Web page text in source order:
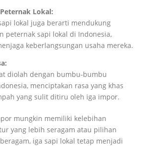
Lokal:
lokal juga berarti mendukung
peternak sapi lokal di Indonesia,
keberlangsungan usaha mereka.
diolah dengan bumbu-bumbu
menciptakan rasa yang khas
yang sulit ditiru oleh iga impor.
mungkin memiliki kelebihan
yang lebih seragam atau pilihan
iga sapi lokal tetap menjadi